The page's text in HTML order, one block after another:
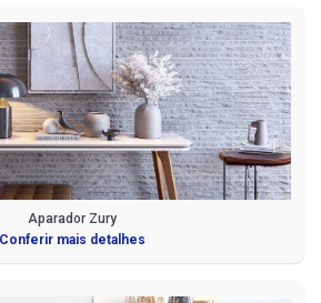
Aparador Zury
Conferir mais detalhes